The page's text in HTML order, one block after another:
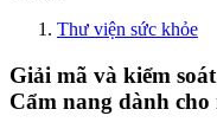
Thư viện sức khỏe
Giải mã và kiểm
Cẩm nang dành cho